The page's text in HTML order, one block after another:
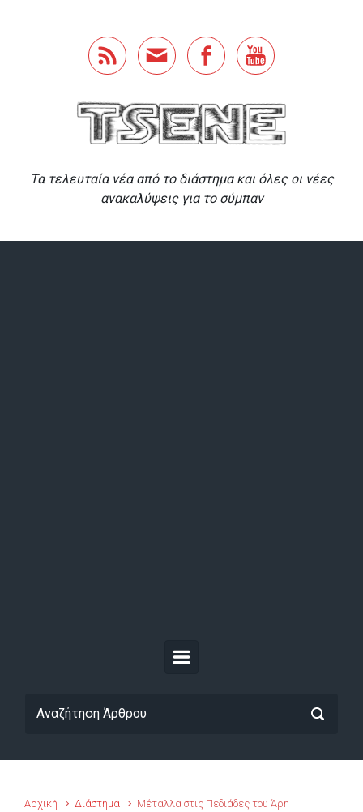
Τα τελευταία νέα από το διάστημα και όλες οι νέες
ανακαλύψεις για το σύμπαν
Αρχική Διάστημα Μέταλλα στις Πεδιάδες του Άρη